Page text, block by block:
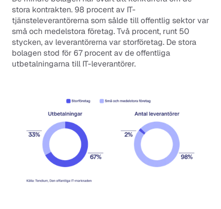
stora kontrakten. 98 procent av IT-
tjänsteleverantörerna som sålde till offentlig sektor var
små och medelstora företag. Två procent, runt 50
stycken, av leverantörerna var storföretag. De stora
bolagen stod för 67 procent av de offentliga
utbetalningarna till IT-leverantörer.